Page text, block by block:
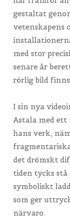
gestaltat
vetenskapens
med stor
senare år
rörlig bild
I sin nya
Astala med ett
hans verk,
det drömskt
tiden tycks
symboliskt
som ger
närvaro.